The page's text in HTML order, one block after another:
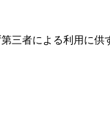
三者による利用に供